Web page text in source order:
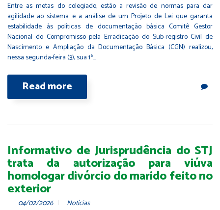
Entre as metas do colegiado, estão a revisão de normas para dar
agilidade ao sistema e a análise de um Projeto de Lei que garanta
estabilidade às políticas de documentação básica Comitê Gestor
Nacional do Compromisso pela Erradicação do Sub-registro Civil de
Nascimento e Ampliação da Documentação Básica (CGN) realizou,
nessa segunda-feira (3), sua 1ª…
Read more
Informativo de Jurisprudência do STJ
trata da autorização para viúva
homologar divórcio do marido feito no
exterior
04/02/2026 Notícias